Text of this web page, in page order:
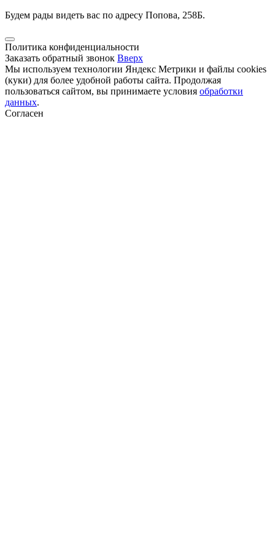
Будем рады видеть вас по адресу Попова, 258Б.
Политика конфиденциальности
Заказать обратный звонок Вверх
Мы используем технологии Яндекс Метрики и файлы cookies
(куки) для более удобной работы сайта. Продолжая
пользоваться сайтом, вы принимаете условия обработки
данных.
Согласен